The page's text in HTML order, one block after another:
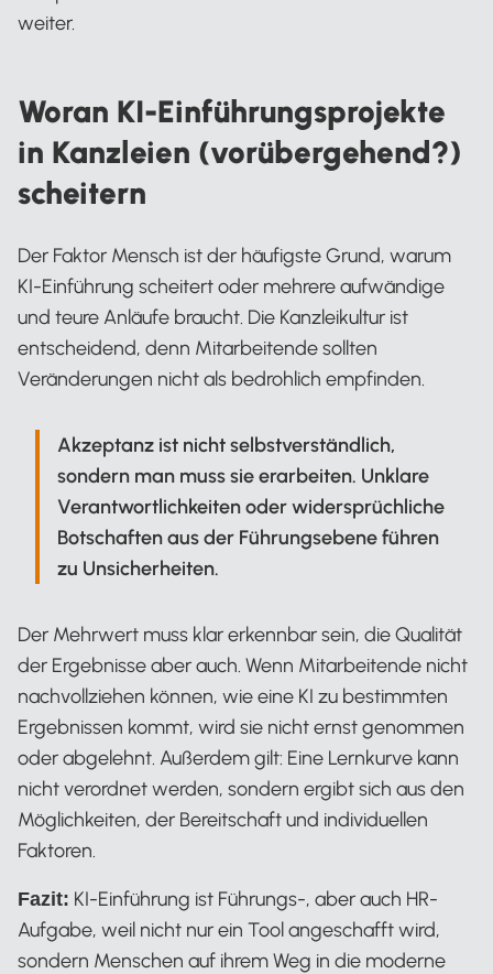
weiter.
Woran KI-Einführungsprojekte
in Kanzleien (vorübergehend?)
scheitern
Der Faktor Mensch ist der häufigste Grund, warum
KI-Einführung scheitert oder mehrere aufwändige
und teure Anläufe braucht. Die Kanzleikultur ist
entscheidend, denn Mitarbeitende sollten
Veränderungen nicht als bedrohlich empfinden.
Akzeptanz ist nicht selbstverständlich,
sondern man muss sie erarbeiten. Unklare
Verantwortlichkeiten oder widersprüchliche
Botschaften aus der Führungsebene führen
zu Unsicherheiten.
Der Mehrwert muss klar erkennbar sein, die Qualität
der Ergebnisse aber auch. Wenn Mitarbeitende nicht
nachvollziehen können, wie eine KI zu bestimmten
Ergebnissen kommt, wird sie nicht ernst genommen
oder abgelehnt. Außerdem gilt: Eine Lernkurve kann
nicht verordnet werden, sondern ergibt sich aus den
Möglichkeiten, der Bereitschaft und individuellen
Faktoren.
Fazit: KI-Einführung ist Führungs-, aber auch HR-
Aufgabe, weil nicht nur ein Tool angeschafft wird,
sondern Menschen auf ihrem Weg in die moderne